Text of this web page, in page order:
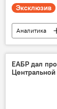
Эксклюзив
Аналитика
инвестиции
ЕАБР дал